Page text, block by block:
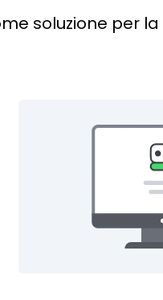
soluzione per la